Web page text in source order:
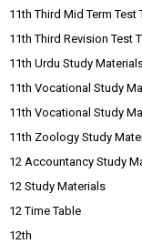
11th Third Mid Term Test
11th Third Revision Test
11th Urdu Study
11th Vocational Study
11th Vocational Study
11th Zoology Study
12 Accountancy Study
12 Study Materials
12 Time Table
12th